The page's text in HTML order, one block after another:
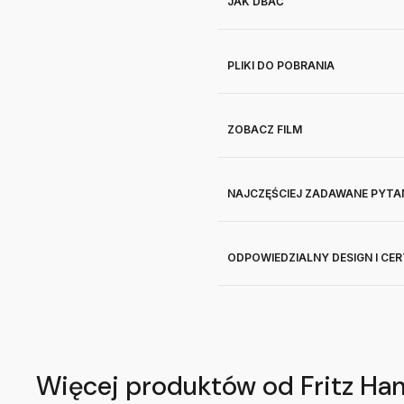
PLIKI DO POBRANIA
ZOBACZ FILM
NAJCZĘŚCIEJ ZADAWANE
ODPOWIEDZIALNY DESIGN I
Więcej produktów od Fritz